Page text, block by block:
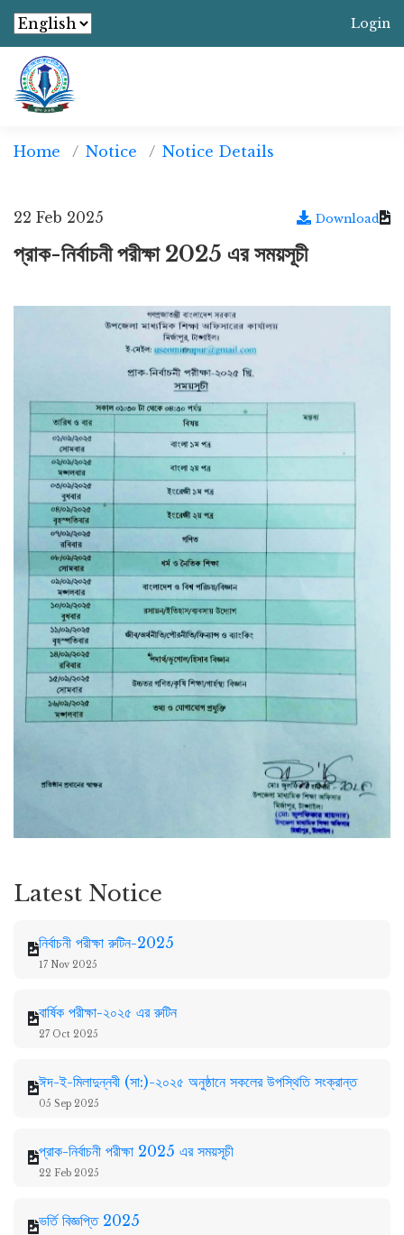
Login
Home Notice Notice Details
22 Feb 2025 Download
প্রাক-নির্বাচনী পরীক্ষা 2025 এর সময়সূচী
Latest Notice
নির্বাচনী পরীক্ষা রুটিন-2025
17 Nov 2025
বার্ষিক পরীক্ষা-২০২৫ এর রুটিন
27 Oct 2025
ঈদ-ই-মিলাদুন্নবী (সা:)-২০২৫ অনুষ্ঠানে সকলের উপস্থিতি সংক্রান্ত
05 Sep 2025
প্রাক-নির্বাচনী পরীক্ষা 2025 এর সময়সূচী
22 Feb 2025
ভর্তি বিজ্ঞপ্তি 2025